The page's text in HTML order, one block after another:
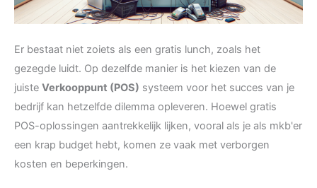
Er bestaat niet zoiets als een gratis lunch, zoals het
gezegde luidt. Op dezelfde manier is het kiezen van de
juiste Verkooppunt (POS) systeem voor het succes van je
bedrijf kan hetzelfde dilemma opleveren. Hoewel gratis
POS-oplossingen aantrekkelijk lijken, vooral als je als mkb'er
een krap budget hebt, komen ze vaak met verborgen
kosten en beperkingen.